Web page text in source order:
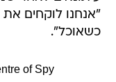
"אנחנו לוקחים
כשאוכל".
of Spy